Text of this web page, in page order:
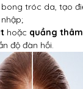
tróc da, tạo
hoặc quầng thâm
độ đàn hồi.